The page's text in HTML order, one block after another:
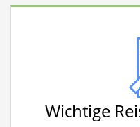
Wichtige